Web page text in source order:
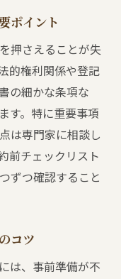
不動産売買のコ
買の流れの秘訣
の注意事項
れを徹底解説
ント
すべき流れ
しない選び方
な落とし穴と
ポイント
押さえることが失
的権利関係や登記
の細かな条項な
す。特に重要事項
は専門家に相談し
前チェックリスト
ずつ確認すること
コツ
は、事前準備が不